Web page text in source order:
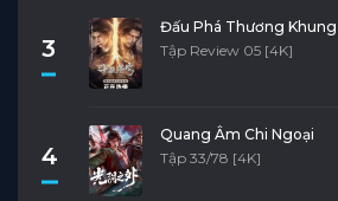
3
Đấu Phá Thương Khung
Tập Review 05 [4K]
4
Quang Âm Chi Ngoại
Tập 33/78 [4K]